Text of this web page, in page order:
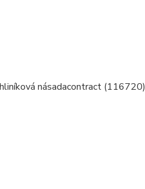
násadacontract (116720)